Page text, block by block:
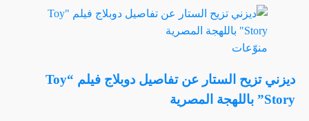
عن
المسلسل
الرومانسي
“مش
مهم
الاسم”
منوّعات
ديزني تزيح الستار عن تفاصيل دوبلاج فيلم “Toy
Story” باللهجة المصرية